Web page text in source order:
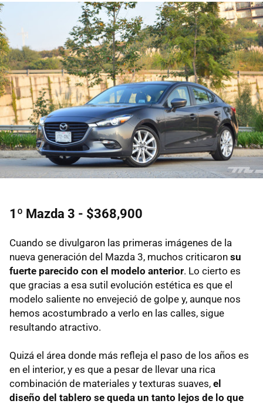
1º Mazda 3 - $368,900
Cuando se divulgaron las primeras imágenes de la
nueva generación del Mazda 3, muchos criticaron su
fuerte parecido con el modelo anterior. Lo cierto es
que gracias a esa sutil evolución estética es que el
modelo saliente no envejeció de golpe y, aunque nos
hemos acostumbrado a verlo en las calles, sigue
resultando atractivo.
Quizá el área donde más refleja el paso de los años es
en el interior, y es que a pesar de llevar una rica
combinación de materiales y texturas suaves, el
diseño del tablero se queda un tanto lejos de lo que